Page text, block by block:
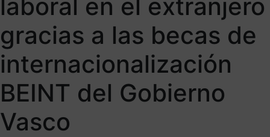
laboral en el extranjero
gracias a las becas de
internacionalización
BEINT del Gobierno
Vasco